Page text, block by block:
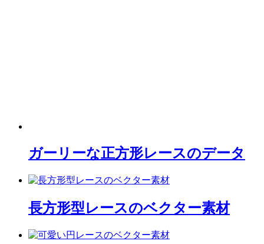
ガーリーな正方形レースのデータ
長方形型レースのベクター素材